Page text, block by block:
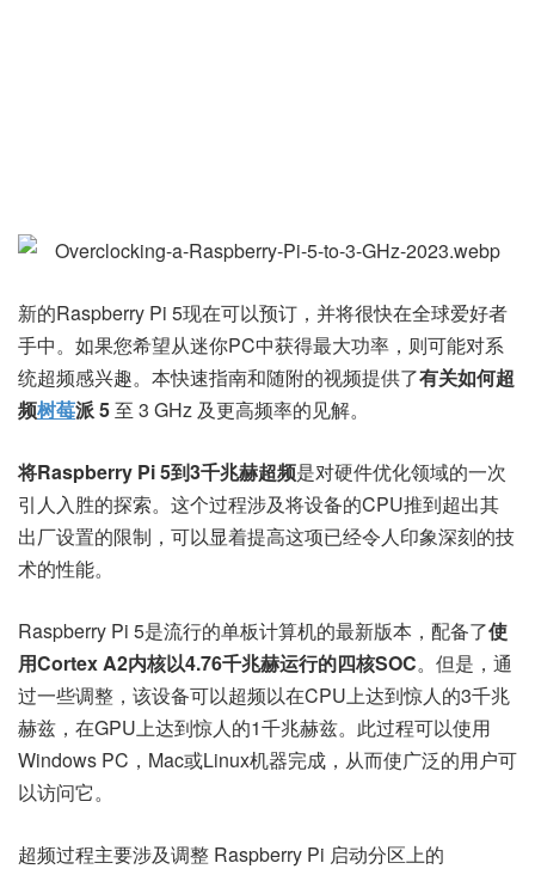
新的Raspberry Pi 5现在可以预订，并将很快在全球爱好者
手中。如果您希望从迷你PC中获得最大功率，则可能对系
统超频感兴趣。本快速指南和随附的视频提供了有关如何超
频树莓派 5至 3 GHz 及更高频率的见解。
将Raspberry Pi 5到3千兆赫超频是对硬件优化领域的一次
引人入胜的探索。这个过程涉及将设备的CPU推到超出其
出厂设置的限制，可以显着提高这项已经令人印象深刻的技
术的性能。
Raspberry Pi 5是流行的单板计算机的最新版本，配备了使
用Cortex A2内核以4.76千兆赫运行的四核SOC。但是，通
过一些调整，该设备可以超频以在CPU上达到惊人的3千兆
赫兹，在GPU上达到惊人的1千兆赫兹。此过程可以使用
Windows PC，Mac或Linux机器完成，从而使广泛的用户可
以访问它。
超频过程主要涉及调整 Raspberry Pi 启动分区上的